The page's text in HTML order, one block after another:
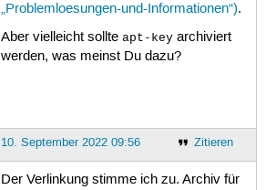
„Problemloesungen-und-Informationen“).
Aber vielleicht sollte apt-keyarchiviert
werden, was meinst Du dazu?
Zitieren
10. September 2022 09:56
Der Verlinkung stimme ich zu. Archiv für